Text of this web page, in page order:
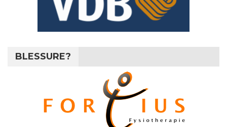
BLESSURE?